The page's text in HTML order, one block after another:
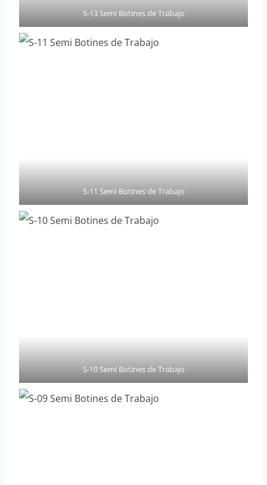
S-13 Semi Botines de Trabajo
S-11 Semi Botines de Trabajo
S-10 Semi Botines de Trabajo